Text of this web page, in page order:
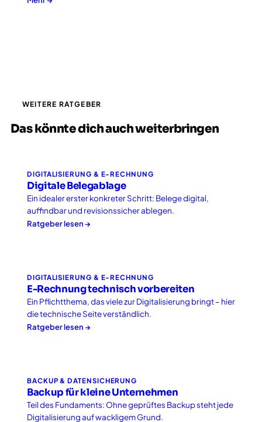
WEITERE RATGEBER
Das könnte dich auch weiterbringen
DIGITALISIERUNG & E-RECHNUNG
Digitale Belegablage
Ein idealer erster konkreter Schritt: Belege digital,
auffindbar und revisionssicher ablegen.
Ratgeber lesen →
DIGITALISIERUNG & E-RECHNUNG
E-Rechnung technisch vorbereiten
Ein Pflichtthema, das viele zur Digitalisierung bringt – hier
die technische Seite verständlich.
Ratgeber lesen →
BACKUP & DATENSICHERUNG
Backup für kleine Unternehmen
Teil des Fundaments: Ohne geprüftes Backup steht jede
Digitalisierung auf wackligem Grund.